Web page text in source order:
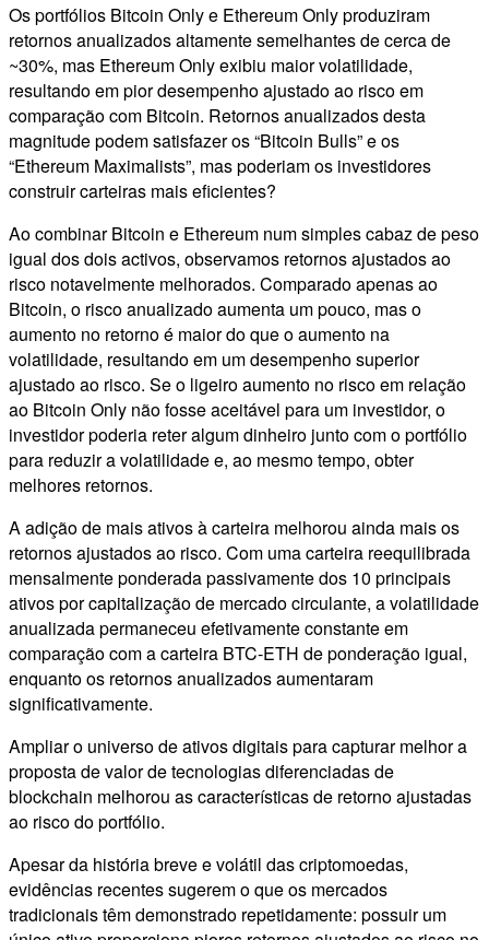
Os portfólios Bitcoin Only e Ethereum Only produziram
retornos anualizados altamente semelhantes de cerca de
~30%, mas Ethereum Only exibiu maior volatilidade,
resultando em pior desempenho ajustado ao risco em
comparação com Bitcoin. Retornos anualizados desta
magnitude podem satisfazer os “Bitcoin Bulls” e os
“Ethereum Maximalists”, mas poderiam os investidores
construir carteiras mais eficientes?
Ao combinar Bitcoin e Ethereum num simples cabaz de peso
igual dos dois activos, observamos retornos ajustados ao
risco notavelmente melhorados. Comparado apenas ao
Bitcoin, o risco anualizado aumenta um pouco, mas o
aumento no retorno é maior do que o aumento na
volatilidade, resultando em um desempenho superior
ajustado ao risco. Se o ligeiro aumento no risco em relação
ao Bitcoin Only não fosse aceitável para um investidor, o
investidor poderia reter algum dinheiro junto com o portfólio
para reduzir a volatilidade e, ao mesmo tempo, obter
melhores retornos.
A adição de mais ativos à carteira melhorou ainda mais os
retornos ajustados ao risco. Com uma carteira reequilibrada
mensalmente ponderada passivamente dos 10 principais
ativos por capitalização de mercado circulante, a volatilidade
anualizada permaneceu efetivamente constante em
comparação com a carteira BTC-ETH de ponderação igual,
enquanto os retornos anualizados aumentaram
significativamente.
Ampliar o universo de ativos digitais para capturar melhor a
proposta de valor de tecnologias diferenciadas de
blockchain melhorou as características de retorno ajustadas
ao risco do portfólio.
Apesar da história breve e volátil das criptomoedas,
evidências recentes sugerem o que os mercados
tradicionais têm demonstrado repetidamente: possuir um